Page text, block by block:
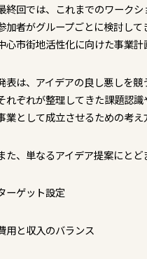
終回では、これまでのワークシ
加者がグループごとに検討して
心市街地活性化に向けた事業計
表は、アイデアの良し悪しを競
れぞれが整理してきた課題認識
業として成立させるための考え
た、単なるアイデア提案にとど
ーゲット設定
用と収入のバランス